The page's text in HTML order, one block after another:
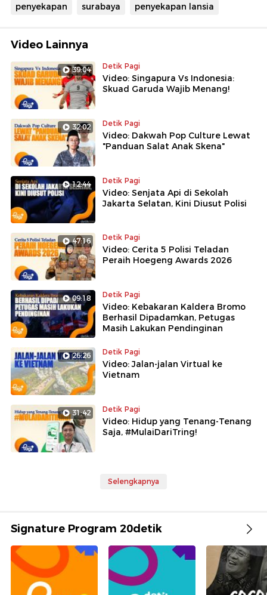
penyekapan
surabaya penyekapan lansia
Video Lainnya
39:04 Detik Pagi
Video: Singapura Vs Indonesia:
Skuad Garuda Wajib Menang!
32:02 Detik Pagi
Video: Dakwah Pop Culture Lewat
"Panduan Salat Anak Skena"
12:44 Detik Pagi
Video: Senjata Api di Sekolah
Jakarta Selatan, Kini Diusut Polisi
47:16 Detik Pagi
Video: Cerita 5 Polisi Teladan
Peraih Hoegeng Awards 2026
09:18 Detik Pagi
Video: Kebakaran Kaldera Bromo
Berhasil Dipadamkan, Petugas
Masih Lakukan Pendinginan
26:26 Detik Pagi
Video: Jalan-jalan Virtual ke
Vietnam
31:42 Detik Pagi
Video: Hidup yang Tenang-Tenang
Saja, #MulaiDariTring!
Selengkapnya
Signature Program 20detik